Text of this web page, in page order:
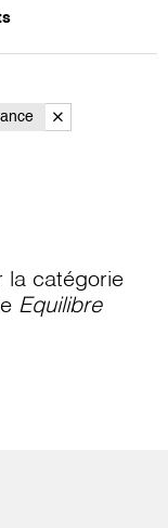
la catégorie
Equilibre